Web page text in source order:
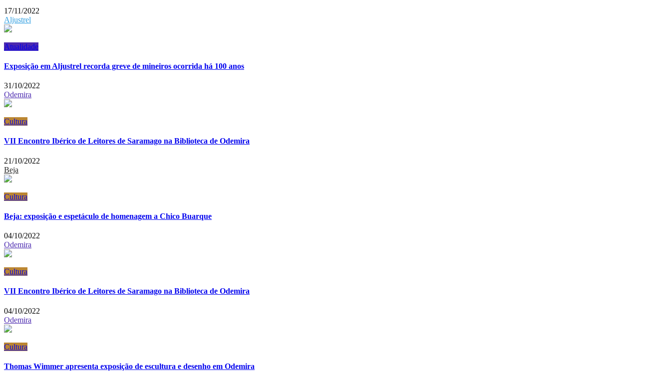
17/11/2022
Aljustrel
Atualidade
Exposição em Aljustrel recorda greve de mineiros ocorrida há 100 anos
31/10/2022
Odemira
Cultura
VII Encontro Ibérico de Leitores de Saramago na Biblioteca de Odemira
21/10/2022
Beja
Cultura
Beja: exposição e espetáculo de homenagem a Chico Buarque
04/10/2022
Odemira
Cultura
VII Encontro Ibérico de Leitores de Saramago na Biblioteca de Odemira
04/10/2022
Odemira
Cultura
Thomas Wimmer apresenta exposição de escultura e desenho em Odemira